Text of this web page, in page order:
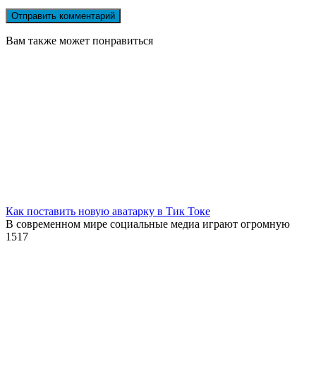
Вам также может понравиться
Как поставить новую аватарку в Тик Токе
В современном мире социальные медиа играют огромную
1 517